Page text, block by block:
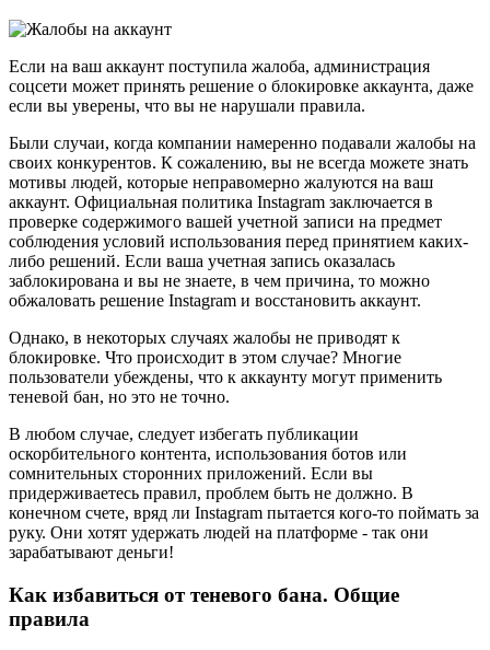
Если на ваш аккаунт поступила жалоба, администрация
соцсети может принять решение о блокировке аккаунта, даже
если вы уверены, что вы не нарушали правила.
Были случаи, когда компании намеренно подавали жалобы на
своих конкурентов. К сожалению, вы не всегда можете знать
мотивы людей, которые неправомерно жалуются на ваш
аккаунт. Официальная политика Instagram заключается в
проверке содержимого вашей учетной записи на предмет
соблюдения условий использования перед принятием каких-
либо решений. Если ваша учетная запись оказалась
заблокирована и вы не знаете, в чем причина, то можно
обжаловать решение Instagram и восстановить аккаунт.
Однако, в некоторых случаях жалобы не приводят к
блокировке. Что происходит в этом случае? Многие
пользователи убеждены, что к аккаунту могут применить
теневой бан, но это не точно.
В любом случае, следует избегать публикации
оскорбительного контента, использования ботов или
сомнительных сторонних приложений. Если вы
придерживаетесь правил, проблем быть не должно. В
конечном счете, вряд ли Instagram пытается кого-то поймать за
руку. Они хотят удержать людей на платформе - так они
зарабатывают деньги!
Как избавиться от теневого бана. Общие
правила